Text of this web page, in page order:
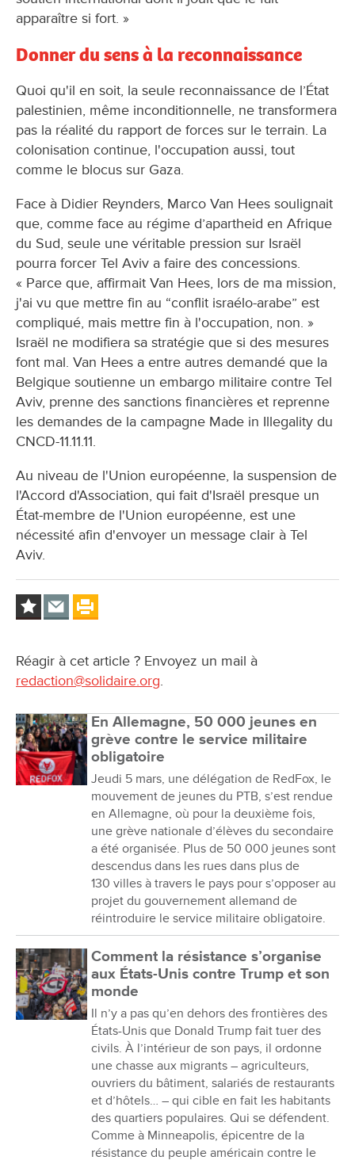
apparaître si fort. »
Donner du sens à la reconnaissance
Quoi qu'il en soit, la seule reconnaissance de l’État
palestinien, même inconditionnelle, ne transformera
pas la réalité du rapport de forces sur le terrain. La
colonisation continue, l'occupation aussi, tout
comme le blocus sur Gaza.
Face à Didier Reynders, Marco Van Hees soulignait
que, comme face au régime d’apartheid en Afrique
du Sud, seule une véritable pression sur Israël
pourra forcer Tel Aviv a faire des concessions.
« Parce que, affirmait Van Hees, lors de ma mission,
j'ai vu que mettre fin au “conflit israélo-arabe” est
compliqué, mais mettre fin à l'occupation, non. »
Israël ne modifiera sa stratégie que si des mesures
font mal. Van Hees a entre autres demandé que la
Belgique soutienne un embargo militaire contre Tel
Aviv, prenne des sanctions financières et reprenne
les demandes de la campagne Made in Illegality du
CNCD-11.11.11.
Au niveau de l'Union européenne, la suspension de
l'Accord d'Association, qui fait d'Israël presque un
État-membre de l'Union européenne, est une
nécessité afin d'envoyer un message clair à Tel
Aviv.
Réagir à cet article ? Envoyez un mail à
redaction@solidaire.org.
En Allemagne, 50 000 jeunes en
grève contre le service militaire
obligatoire
Jeudi 5 mars, une délégation de RedFox, le
mouvement de jeunes du PTB, s’est rendue
en Allemagne, où pour la deuxième fois,
une grève nationale d’élèves du secondaire
a été organisée. Plus de 50 000 jeunes sont
descendus dans les rues dans plus de
130 villes à travers le pays pour s’opposer au
projet du gouvernement allemand de
réintroduire le service militaire obligatoire.
Comment la résistance s’organise
aux États-Unis contre Trump et son
monde
Il n’y a pas qu’en dehors des frontières des
États-Unis que Donald Trump fait tuer des
civils. À l’intérieur de son pays, il ordonne
une chasse aux migrants – agriculteurs,
ouvriers du bâtiment, salariés de restaurants
et d’hôtels… – qui cible en fait les habitants
des quartiers populaires. Qui se défendent.
Comme à Minneapolis, épicentre de la
résistance du peuple américain contre le